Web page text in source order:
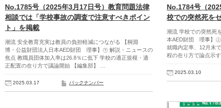
No.1785号（2025年3月17日号）教育問題法律
相談では「学校事故の調査で注意すべきポイン
ト」を掲載
潮流 安全教育充実は教員の負担軽減につながる 【桐淵
博・公益財団法人日本AED財団 理事】㊦ 解説・ニュースの
焦点 教職員団体加入率は26.8％に低下 学校の適正規模・適
正配置の在り方で議論開始 【編集部】 …
2025.03.17 バックナンバー
No.1784号（
校での突然死を
潮流 学校での突然死
本AED財団 理事】㊤
就職内定率、12月末
程の在り方で論点示
2025.03.10